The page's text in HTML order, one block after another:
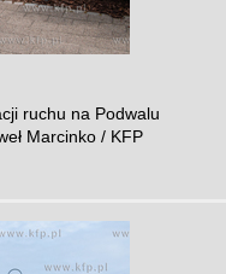
ruchu na Podwalu
Marcinko / KFP